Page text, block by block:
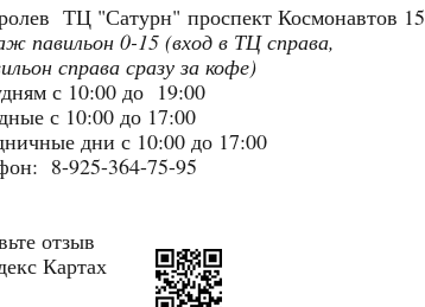
ТЦ "Сатурн" проспект Космонавтов 15
павильон 0-15 (вход в ТЦ справа,
справа сразу за кофе)
с 10:00 до 19:00
с 10:00 до 17:00
дни с 10:00 до 17:00
8-925-364-75-95
отзыв
Картах